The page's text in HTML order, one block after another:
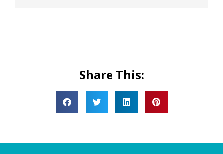
Share This: